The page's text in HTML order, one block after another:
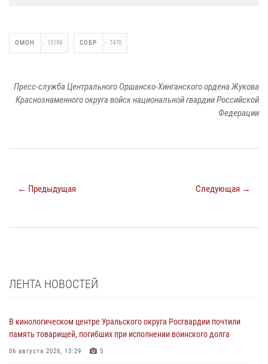
ОМОН 13199 СОБР 7470
Пресс-служба Центрального Оршанско-Хинганского ордена Жукова
Краснознаменного округа войск национальной гвардии Российской
Федерации
← Предыдущая Следующая →
ЛЕНТА НОВОСТЕЙ
В кинологическом центре Уральского округа Росгвардии почтили
память товарищей, погибших при исполнении воинского долга
06 августа 2026, 13:29 5